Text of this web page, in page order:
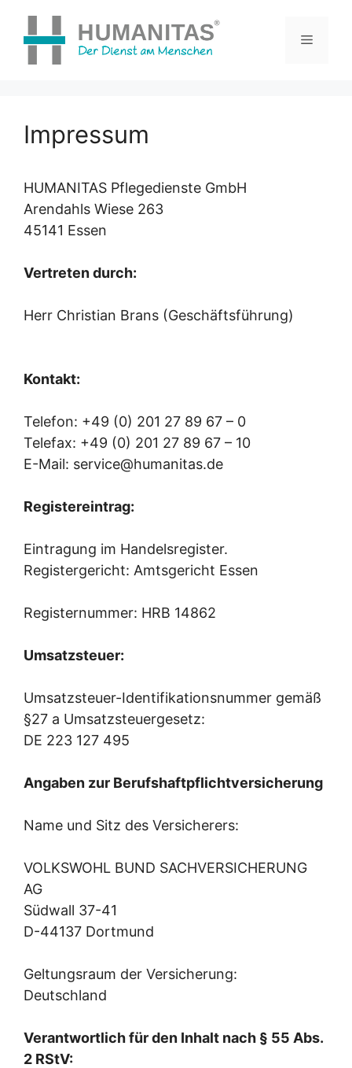
Impressum
HUMANITAS Pflegedienste GmbH
Arendahls Wiese 263
45141 Essen
Vertreten durch:
Herr Christian Brans (Geschäftsführung)
Kontakt:
Telefon: +49 (0) 201 27 89 67 – 0
Telefax: +49 (0) 201 27 89 67 – 10
E-Mail: service@humanitas.de
Registereintrag:
Eintragung im Handelsregister.
Registergericht: Amtsgericht Essen
Registernummer: HRB 14862
Umsatzsteuer:
Umsatzsteuer-Identifikationsnummer gemäß
§27 a Umsatzsteuergesetz:
DE 223 127 495
Angaben zur Berufshaftpflichtversicherung
Name und Sitz des Versicherers:
VOLKSWOHL BUND SACHVERSICHERUNG
AG
Südwall 37-41
D-44137 Dortmund
Geltungsraum der Versicherung:
Deutschland
Verantwortlich für den Inhalt nach § 55 Abs.
2 RStV: